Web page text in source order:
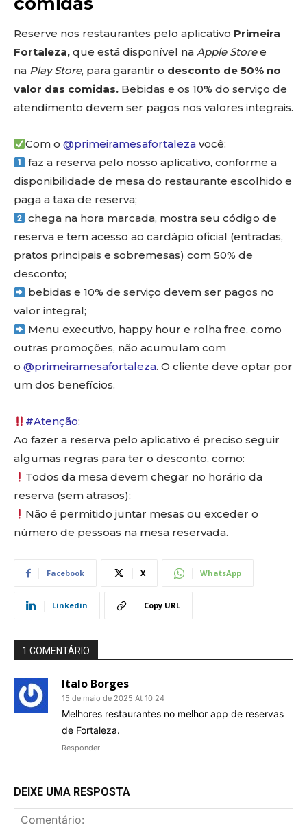
Reserve nos restaurantes pelo aplicativo Primeira
Fortaleza, que está disponível na Apple Storee
na Play Store, para garantir o desconto de 50% no
valor das comidas. Bebidas e os 10% do serviço de
atendimento devem ser pagos nos valores integrais.
Com o@primeiramesafortaleza você:
faz a reserva pelo nosso aplicativo, conforme a
disponibilidade de mesa do restaurante escolhido e
paga a taxa de reserva;
chega na hora marcada, mostra seu código de
reserva e tem acesso ao cardápio oficial (entradas,
pratos principais e sobremesas) com 50% de
desconto;
bebidas e 10% de serviço devem ser pagos no
valor integral;
Menu executivo, happy hour e rolha free, como
outras promoções, não acumulam com
o @primeiramesafortaleza. O cliente deve optar por
um dos benefícios.
#Atenção:
Ao fazer a reserva pelo aplicativo é preciso seguir
algumas regras para ter o desconto, como:
Todos da mesa devem chegar no horário da
reserva (sem atrasos);
Não é permitido juntar mesas ou exceder o
número de pessoas na mesa reservada.
Facebook X WhatsApp
Linkedin Copy URL
1 COMENTÁRIO
Italo Borges
15 de maio de 2025 At 10:24
Melhores restaurantes no melhor app de reservas
de Fortaleza.
Responder
DEIXE UMA RESPOSTA